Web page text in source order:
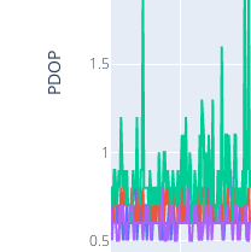
0.5
1
1.5
PDOP